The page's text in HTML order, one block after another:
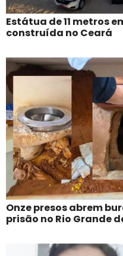
Estátua de 11 metros
construída no Ceará
Onze presos abrem
prisão no Rio Grande